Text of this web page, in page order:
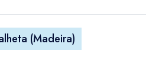
(Madeira)